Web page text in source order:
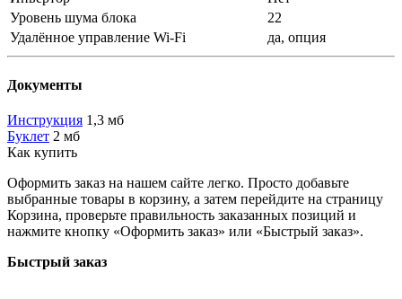
Уровень шума блока
22
Удалённое управление Wi-Fi
да, опция
Документы
Инструкция 1,3 мб
Буклет 2 мб
Как купить
Оформить заказ на нашем сайте легко. Просто добавьте
выбранные товары в корзину, а затем перейдите на страницу
Корзина, проверьте правильность заказанных позиций и
нажмите кнопку «Оформить заказ» или «Быстрый заказ».
Быстрый заказ